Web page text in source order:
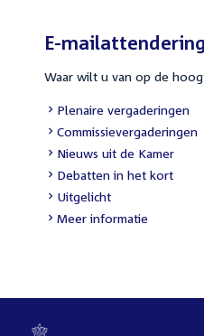
E-
Waar wilt u van op de
External
link:
Plenaire vergaderingen
External
link:
Commissievergaderingen
External
link:
Nieuws uit de Kamer
External
link:
Debatten in het kort
External
link:
Uitgelicht
Meer informatie